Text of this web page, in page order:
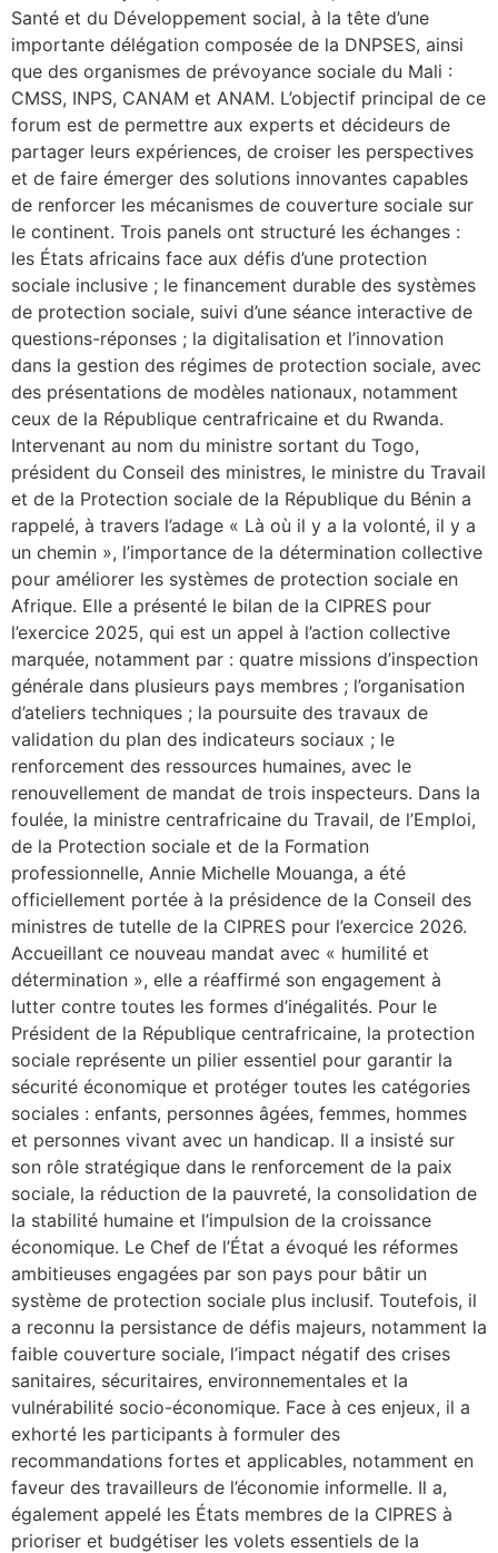
Santé et du Développement social, à la tête d’une
importante délégation composée de la DNPSES, ainsi
que des organismes de prévoyance sociale du Mali :
CMSS, INPS, CANAM et ANAM. L’objectif principal de ce
forum est de permettre aux experts et décideurs de
partager leurs expériences, de croiser les perspectives
et de faire émerger des solutions innovantes capables
de renforcer les mécanismes de couverture sociale sur
le continent. Trois panels ont structuré les échanges :
les États africains face aux défis d’une protection
sociale inclusive ; le financement durable des systèmes
de protection sociale, suivi d’une séance interactive de
questions-réponses ; la digitalisation et l’innovation
dans la gestion des régimes de protection sociale, avec
des présentations de modèles nationaux, notamment
ceux de la République centrafricaine et du Rwanda.
Intervenant au nom du ministre sortant du Togo,
président du Conseil des ministres, le ministre du Travail
et de la Protection sociale de la République du Bénin a
rappelé, à travers l’adage « Là où il y a la volonté, il y a
un chemin », l’importance de la détermination collective
pour améliorer les systèmes de protection sociale en
Afrique. Elle a présenté le bilan de la CIPRES pour
l’exercice 2025, qui est un appel à l’action collective
marquée, notamment par : quatre missions d’inspection
générale dans plusieurs pays membres ; l’organisation
d’ateliers techniques ; la poursuite des travaux de
validation du plan des indicateurs sociaux ; le
renforcement des ressources humaines, avec le
renouvellement de mandat de trois inspecteurs. Dans la
foulée, la ministre centrafricaine du Travail, de l’Emploi,
de la Protection sociale et de la Formation
professionnelle, Annie Michelle Mouanga, a été
officiellement portée à la présidence de la Conseil des
ministres de tutelle de la CIPRES pour l’exercice 2026.
Accueillant ce nouveau mandat avec « humilité et
détermination », elle a réaffirmé son engagement à
lutter contre toutes les formes d’inégalités. Pour le
Président de la République centrafricaine, la protection
sociale représente un pilier essentiel pour garantir la
sécurité économique et protéger toutes les catégories
sociales : enfants, personnes âgées, femmes, hommes
et personnes vivant avec un handicap. Il a insisté sur
son rôle stratégique dans le renforcement de la paix
sociale, la réduction de la pauvreté, la consolidation de
la stabilité humaine et l’impulsion de la croissance
économique. Le Chef de l’État a évoqué les réformes
ambitieuses engagées par son pays pour bâtir un
système de protection sociale plus inclusif. Toutefois, il
a reconnu la persistance de défis majeurs, notamment la
faible couverture sociale, l’impact négatif des crises
sanitaires, sécuritaires, environnementales et la
vulnérabilité socio-économique. Face à ces enjeux, il a
exhorté les participants à formuler des
recommandations fortes et applicables, notamment en
faveur des travailleurs de l’économie informelle. Il a,
également appelé les États membres de la CIPRES à
prioriser et budgétiser les volets essentiels de la